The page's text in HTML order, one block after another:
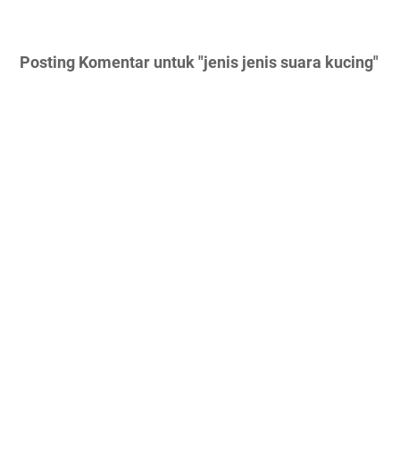
Posting Komentar untuk "jenis jenis suara kucing"